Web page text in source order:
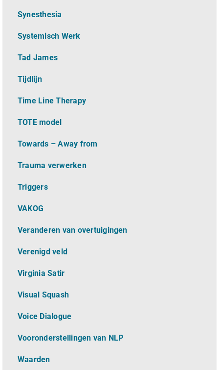
Synesthesia
Systemisch Werk
Tad James
Tijdlijn
Time Line Therapy
TOTE model
Towards – Away from
Trauma verwerken
Triggers
VAKOG
Veranderen van overtuigingen
Verenigd veld
Virginia Satir
Visual Squash
Voice Dialogue
Vooronderstellingen van NLP
Waarden